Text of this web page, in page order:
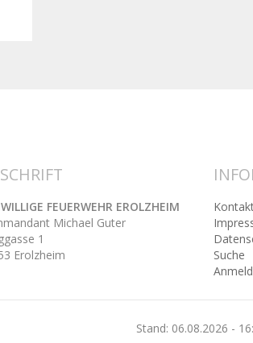
FEUERWEHR EROLZHEIM
Michael Guter
1
Erolzheim
Suche
Stand: 06.08.2026 -